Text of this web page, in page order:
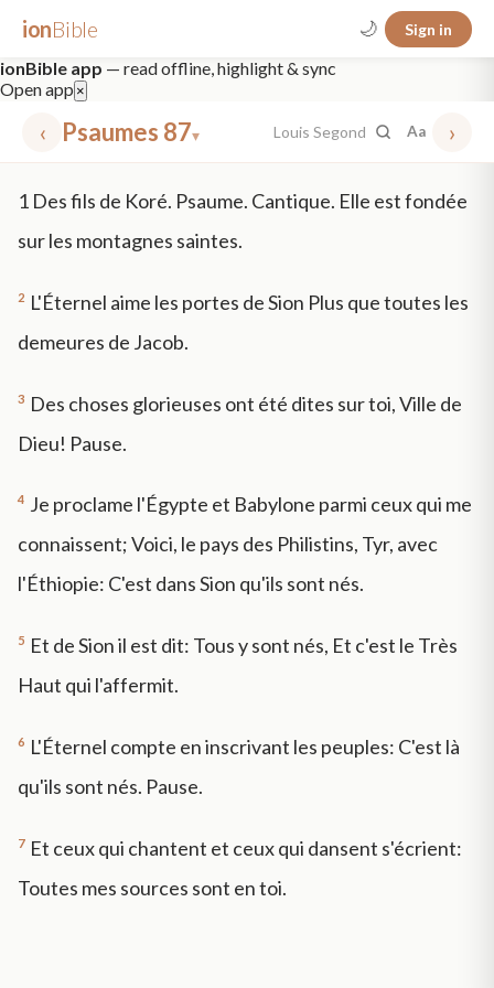
ionBible 🌙 Sign in
ionBible app — read offline, highlight & sync
Open app ×
‹ Psaumes 87▾ Louis Segond Aa ›
nt faith "peace that passeth"
1 Des fils de Koré. Psaume. Cantique. Elle est fondée
sur les montagnes saintes.
2 L'Éternel aime les portes de Sion Plus que toutes les
demeures de Jacob.
3 Des choses glorieuses ont été dites sur toi, Ville de
Dieu! Pause.
4 Je proclame l'Égypte et Babylone parmi ceux qui me
connaissent; Voici, le pays des Philistins, Tyr, avec
l'Éthiopie: C'est dans Sion qu'ils sont nés.
5 Et de Sion il est dit: Tous y sont nés, Et c'est le Très
Haut qui l'affermit.
6 L'Éternel compte en inscrivant les peuples: C'est là
qu'ils sont nés. Pause.
7 Et ceux qui chantent et ceux qui dansent s'écrient:
Toutes mes sources sont en toi.